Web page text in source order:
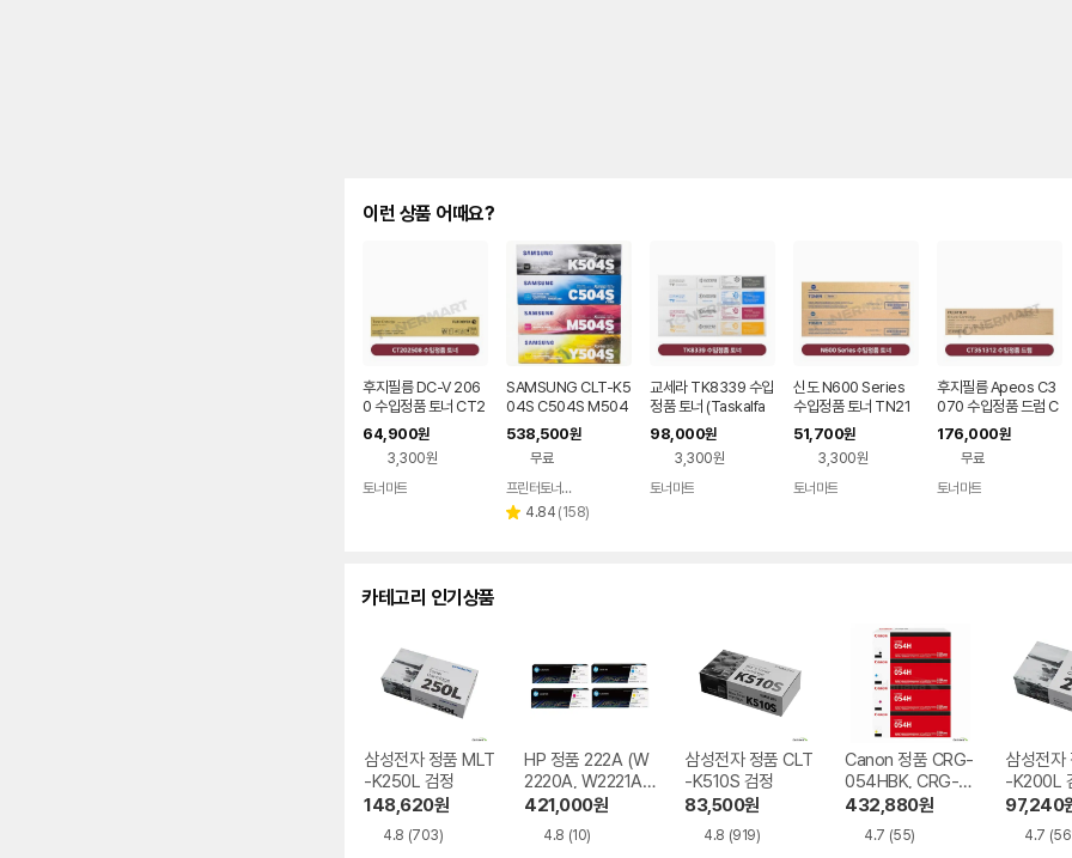
이런 상품 어때요?
후지필름 DC-V 206
0 수입정품 토너 CT2
02508 모노리스
64,900원
3,300원
토너마트
SAMSUNG CLT-K5
04S C504S M504
S Y504S 순정품토너
4색세트
538,500원
무료
페이
프린터토너마트
별 4.84 리
(158)
교세라 TK8339 수입
정품 토너 (Taskalfa
3252ci,3253ci) TK
8337
98,000원
3,300원
토너마트
신도 N600 Series
수입정품 토너 TN21
7,TN414 (BIZ 028,
283)
51,700원
3,300원
토너마트
후지필름 Apeos C3
070 수입정품 드럼 C
T351312 쇼부
176,000원
무료
토너마트
카테고리 인기상품
삼성전자 정품 MLT
-K250L 검정
148,620원
4.8 (703)
HP 정품 222A (W
2220A, W2221A,
W2222A, W2223
A) 4색 세트
421,000원
4.8 (10)
삼성전자 정품 CLT
-K510S 검정
83,500원
4.8 (919)
Canon 정품 CRG-
054HBK, CRG-0
54HC, CRG-054
HM, CRG-054HY
4색 세트
432,880원
4.7 (55)
삼성전자
-K200L
97,240
4.7